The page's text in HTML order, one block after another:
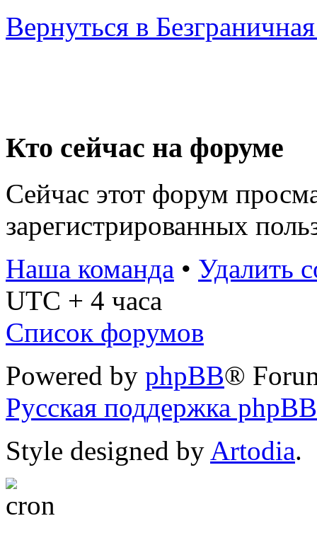
Вернуться в
Кто сейчас на форуме
Сейчас этот форум
зарегистрированных
Наша команда • Удалить
UTC + 4 часа
Список форумов
Powered by phpBB®
Русская поддержка phpBB
Style designed by Artodia.